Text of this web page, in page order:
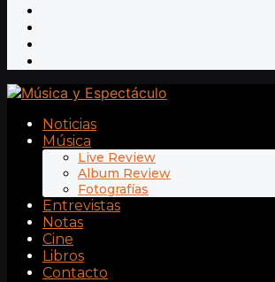
Noticias
Música
Live Review
Album Review
Fotografías
Entrevistas
Notas
Cine
Libros
Contacto